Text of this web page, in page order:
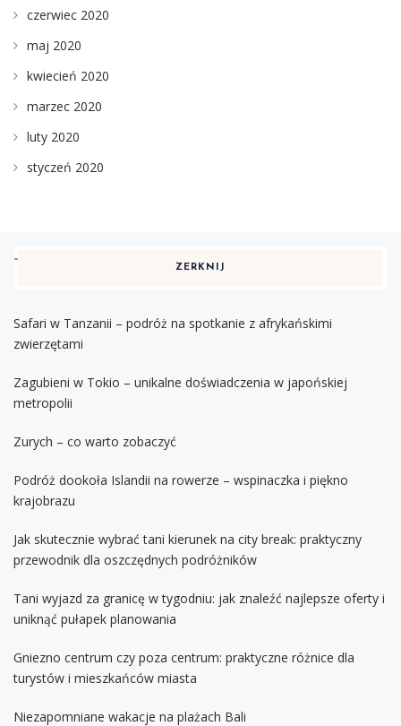
czerwiec 2020
maj 2020
kwiecień 2020
marzec 2020
luty 2020
styczeń 2020
ZERKNIJ
Safari w Tanzanii – podróż na spotkanie z afrykańskimi
zwierzętami
Zagubieni w Tokio – unikalne doświadczenia w japońskiej
metropolii
Zurych – co warto zobaczyć
Podróż dookoła Islandii na rowerze – wspinaczka i piękno
krajobrazu
Jak skutecznie wybrać tani kierunek na city break: praktyczny
przewodnik dla oszczędnych podróżników
Tani wyjazd za granicę w tygodniu: jak znaleźć najlepsze oferty i
uniknąć pułapek planowania
Gniezno centrum czy poza centrum: praktyczne różnice dla
turystów i mieszkańców miasta
Niezapomniane wakacje na plażach Bali